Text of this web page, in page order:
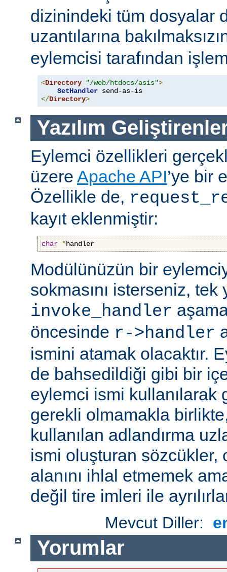
dizinindeki tüm dosyalar
uzantılarına
eylemcisi tarafından
<Directory "/web/htdocs/asis">
SetHandler
</Directory>
Yazılım
Eylemci özellikleri
üzere Apache API’ye bir
Özellikle de,
kayıt eklenmiştir:
char *handler
Modülünüzün bir
sokmasını isterseniz, tek
invoke_handler
öncesinde r->handler
ismini atamak olacaktır.
de bahsedildiği gibi bir
eylemci ismi kullanılarak
gerekli olmamakla
kullanılan adlandırma
ismi oluşturan sözcükler,
alanını ihlal etmemek
değil tire imleri ile
Mevcut Diller:
Yorumlar